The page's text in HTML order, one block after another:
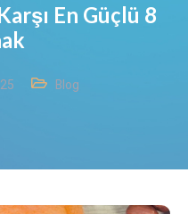
En Güçlü 8
Blog